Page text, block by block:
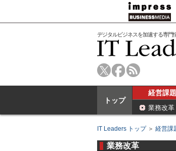
デジタルビジネスを加速する専門
トップ
経営課題
業務改革
IT Leaders トップ＞ 経営課
業務改革